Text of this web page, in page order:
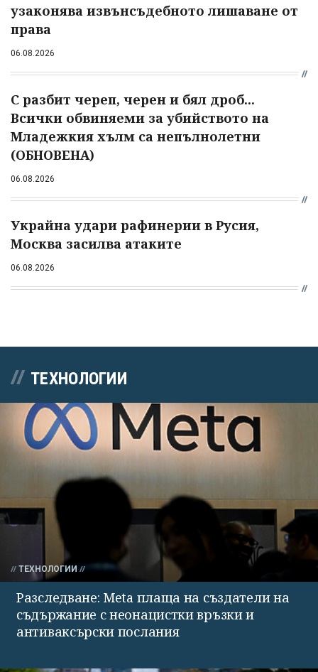
узаконява извънсъдебното лишаване от
права
06.08.2026
С разбит череп, черен и бял дроб...
Всички обвиняеми за убийството на
Младежкия хълм са непълнолетни
(ОБНОВЕНА)
06.08.2026
Украйна удари рафинерии в Русия,
Москва засилва атаките
06.08.2026
ТЕХНОЛОГИИ
ТЕХНОЛОГИИ
Разследване: Meta плаща на създатели на
съдържание с неонацистки връзки и
антиваксърски послания